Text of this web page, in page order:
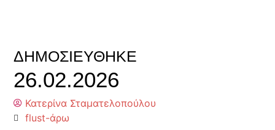
ΔΗΜΟΣΙΕΎΘΗΚΕ
26.02.2026
Κατερίνα Σταματελοπούλου
flust-άρω